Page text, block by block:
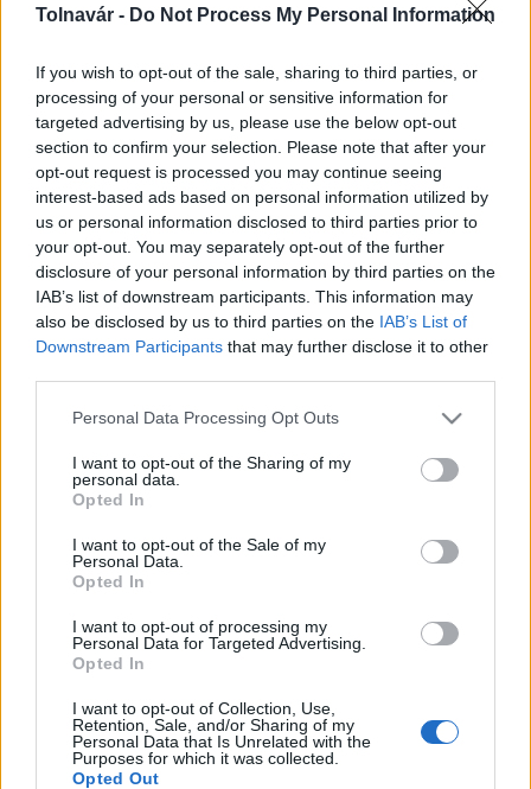
Tolnavár - Do Not Process My Personal Information
If you wish to opt-out of the sale, sharing to third parties, or
processing of your personal or sensitive information for
targeted advertising by us, please use the below opt-out
section to confirm your selection. Please note that after your
opt-out request is processed you may continue seeing
interest-based ads based on personal information utilized by
us or personal information disclosed to third parties prior to
your opt-out. You may separately opt-out of the further
disclosure of your personal information by third parties on the
IAB’s list of downstream participants. This information may
also be disclosed by us to third parties on the IAB’s List of
Downstream Participants that may further disclose it to other
Please note that this website/app uses one or more Google
not limited to your visit or usage behaviour. You may click to
grant or deny consent to Google and its third-party tags to
use your data for below specified purposes in below Google
consent section.
Personal Data Processing Opt Outs
I want to opt-out of the Sharing of my
personal data.
Opted In
I want to opt-out of the Sale of my
Personal Data.
Opted In
I want to opt-out of processing my
Personal Data for Targeted Advertising.
Opted In
I want to opt-out of Collection, Use,
Retention, Sale, and/or Sharing of my
Personal Data that Is Unrelated with the
Purposes for which it was collected.
Opted Out
FELIRATKOZÁS
LEGFRISSEBB
Országos hírek Duna hőség
Megérkezett az eső a Duna
vízgyűjtőjére
TOVÁBBKÉPZÉSEKKEL ERŐSÍT A GÁL FERENC
EGYETEM
Országos hírek
A lakosságra is fontos szerep hárul a szúnyoginvázió
elkerülésében
Folytatódik a szúnyogírtás szerte az országban. Az ázsiai
tigrisszúnyog a vízhiány ellenére is talál szaporodási helyet a
Túlfogyasztás napja - július 30-ra
felhasználta az emberiség a Föld egész
évre elegendő erőforrásait